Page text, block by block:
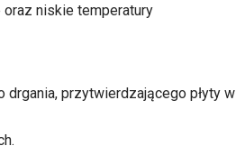
oraz niskie temperatury
drgania, przytwierdzającego płyty w